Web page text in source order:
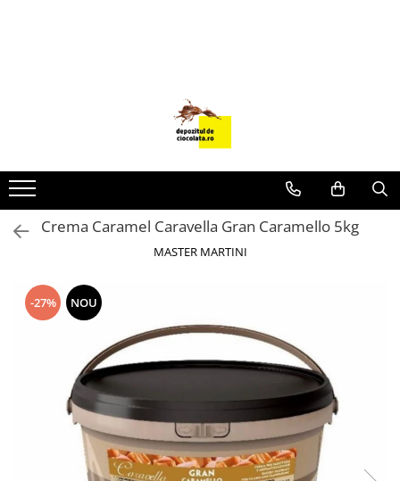
GLAZURI, UMPLUTURI, CREME
USTENSILE SI FORME SILICON
PASTA DE ZAHAR
DIVERSE
FRISCA, UNT, LAPTE CONDENSAT
Crema Caramel Caravella Gran Caramello 5kg
MASTER MARTINI
-27% NOU